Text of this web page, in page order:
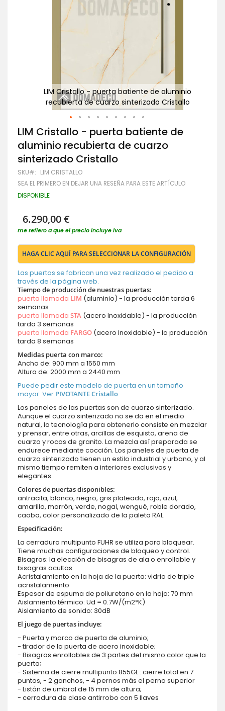
LIM Cristallo - puerta batiente de aluminio
recubierta de cuarzo sinterizado Cristallo
Saltar
al
comienzo
de
la
galería
de
imágenes
LIM Cristallo - puerta batiente de
aluminio recubierta de cuarzo
sinterizado Cristallo
SKU LIM CRISTALLO
SEA EL PRIMERO EN DEJAR UNA RESEÑA PARA ESTE ARTÍCULO
DISPONIBLE
6.290,00 €
me refiero a que el precio incluye iva
HAGA CLIC AQUÍ PARA SELECCIONAR LA CONFIGURACIÓN
Las puertas se fabrican una vez realizado el pedido a
través de la página web.
Tiempo de producción de nuestras puertas:
puerta llamada LIM (aluminio) - la producción tarda 6
semanas
puerta llamada STA (acero Inoxidable) - la producción
tarda 3 semanas
puerta llamada FARGO (acero Inoxidable) - la producción
tarda 8 semanas
Medidas puerta con marco:
Ancho de: 900 mm a 1550 mm
Altura de: 2000 mm a 2440 mm
Puede pedir este modelo de puerta en un tamaño
mayor. Ver PIVOTANTE Cristallo
Los paneles de las puertas son de cuarzo sinterizado.
Aunque el cuarzo sinterizado no se da en el medio
natural, la tecnología para obtenerlo consiste en mezclar
y prensar, entre otras, arcillas de esquisto, arena de
cuarzo y rocas de granito. La mezcla así preparada se
endurece mediante cocción. Los paneles de puerta de
cuarzo sinterizado tienen un estilo industrial y urbano, y al
mismo tiempo remiten a interiores exclusivos y
elegantes.
Colores de puertas disponibles:
antracita, blanco, negro, gris plateado, rojo, azul,
amarillo, marrón, verde, nogal, wengué, roble dorado,
caoba, color personalizado de la paleta RAL
Especificación:
La cerradura multipunto FUHR se utiliza para bloquear.
Tiene muchas configuraciones de bloqueo y control.
Bisagras: la elección de bisagras de ala o enrollable y
bisagras ocultas.
Acristalamiento en la hoja de la puerta: vidrio de triple
acristalamiento
Espesor de espuma de poliuretano en la hoja: 70 mm
Aislamiento térmico: Ud = 0.7W/(m2*K)
Aislamiento de sonido: 30dB
El juego de puertas incluye:
- Puerta y marco de puerta de aluminio;
- tirador de la puerta de acero inoxidable;
- Bisagras enrollables de 3 partes del mismo color que la
puerta;
- Sistema de cierre multipunto 855GL : cierre total en 7
puntos, - 2 ganchos, - 4 pernos más el perno superior
- Listón de umbral de 15 mm de altura;
- cerradura de clase antirrobo con 5 llaves